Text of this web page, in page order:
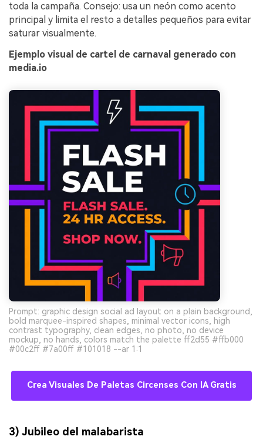
toda la campaña. Consejo: usa un neón como acento
principal y limita el resto a detalles pequeños para evitar
saturar visualmente.
Ejemplo visual de cartel de carnaval generado con
media.io
Prompt: graphic design social ad layout on a plain background,
bold marquee-inspired shapes, minimal vector icons, high
contrast typography, clean edges, no photo, no device
mockup, no hands, colors match the palette ff2d55 #ffb000
#00c2ff #7a00ff #101018 --ar 1:1
Crea Visuales De Paletas Circenses Con IA Gratis
3) Jubileo del malabarista